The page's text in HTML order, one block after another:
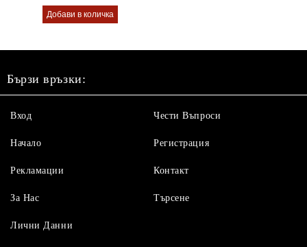
Бързи връзки:
Вход
Начало
Рекламации
За Нас
Чести Въпроси
Регистрация
Контакт
Търсене
Лични Данни